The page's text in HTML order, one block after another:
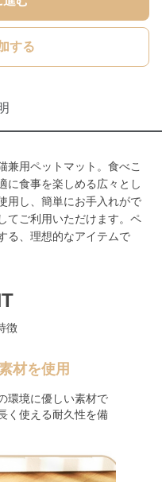
する
兼用ペットマット。食べこ
に食事を楽しめる広々とし
用し、簡単にお手入れがで
てご利用いただけます。ペ
る、理想的なアイテムで
徴
材を使用
環境に優しい素材で
く使える耐久性を備